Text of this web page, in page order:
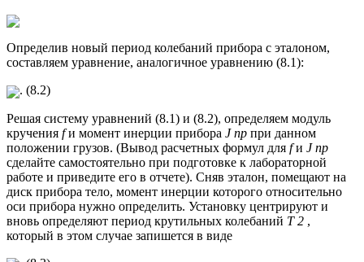
Определив новый период колебаний прибора с эталоном,
составляем уравнение, аналогичное уравнению (8.1):
. (8.2)
Решая систему уравнений (8.1) и (8.2), определяем модуль
кручения fи момент инерции прибора Jпр при данном
положении грузов. (Вывод расчетных формул для fи Jпр
сделайте самостоятельно при подготовке к лабораторной
работе и приведите его в отчете). Сняв эталон, помещают на
диск прибора тело, момент инерции которого относительно
оси прибора нужно определить. Установку центрируют и
вновь определяют период крутильных колебаний T2 ,
который в этом случае запишется в виде